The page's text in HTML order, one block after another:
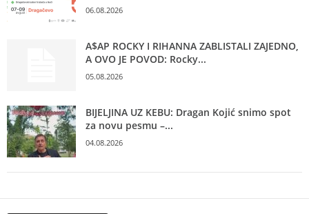
06.08.2026
A$AP ROCKY I RIHANNA ZABLISTALI ZAJEDNO,
A OVO JE POVOD: Rocky...
05.08.2026
BIJELJINA UZ KEBU: Dragan Kojić snimo spot
za novu pesmu –...
04.08.2026